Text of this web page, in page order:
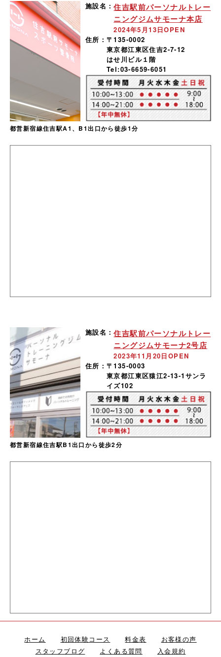
施設名：住吉駅前パーソナルトレー
ニングジムサモーナ本店
2024年5月13日OPEN
住所： 〒135-0002
東京都江東区住吉2-7-12
はせ川ビル１階
Tel:03-6659-6051
都営新宿線住吉駅A1、B1出口から徒歩1分
施設名：住吉駅前パーソナルトレー
ニングジムサモーナ2号店
2023年11月20日OPEN
住所： 〒135-0003
東京都江東区猿江2-13-1サンラ
イズ102
都営新宿線住吉駅B1出口から徒歩2分
ホーム 初回体験コース 料金表
お客様の声
スタッフブログ
よくある質問 入会規約